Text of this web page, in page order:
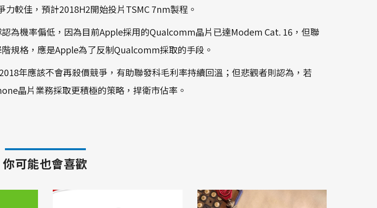
較佳，預計2018H2開始投片TSMC 7nm製程。
為機率偏低，因為目前Apple採用的Qualcomm晶片已達Modem Cat. 16，但聯
規格，應是Apple為了反制Qualcomm採取的手段。
年應該不會再殺價競爭，有助聯發科毛利率持續回溫；但悲觀者則認為，若
晶片業務採取更積極的策略，捍衛市佔率。
你可能也會喜歡